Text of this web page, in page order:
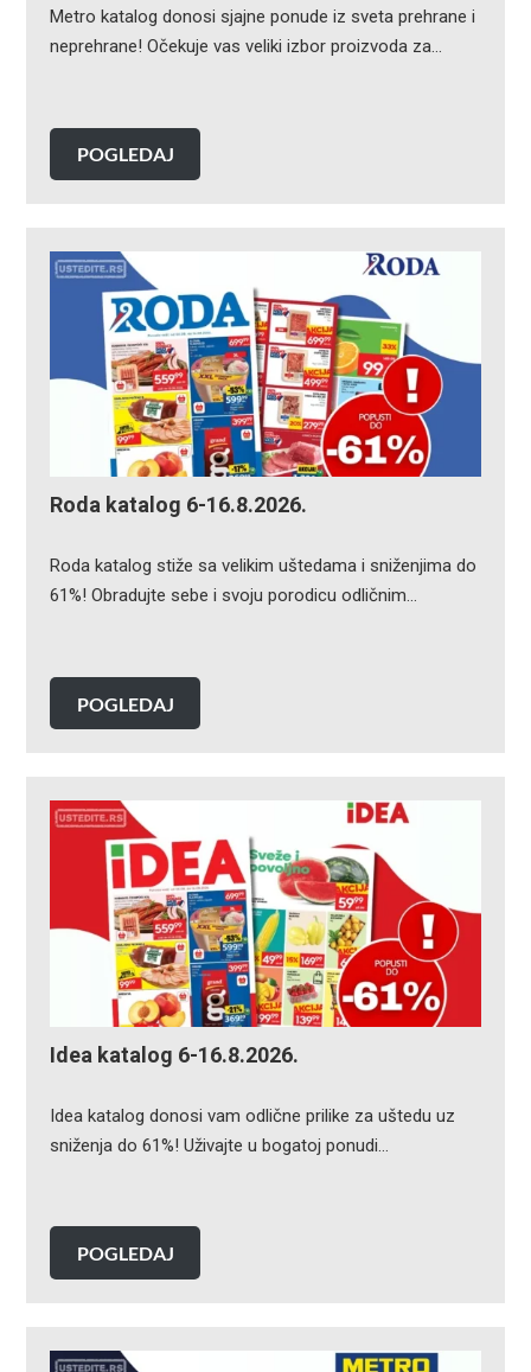
Metro katalog donosi sjajne ponude iz sveta prehrane i
neprehrane! Očekuje vas veliki izbor proizvoda za…
POGLEDAJ
Roda katalog 6-16.8.2026.
Roda katalog stiže sa velikim uštedama i sniženjima do
61%! Obradujte sebe i svoju porodicu odličnim…
POGLEDAJ
Idea katalog 6-16.8.2026.
Idea katalog donosi vam odlične prilike za uštedu uz
sniženja do 61%! Uživajte u bogatoj ponudi…
POGLEDAJ